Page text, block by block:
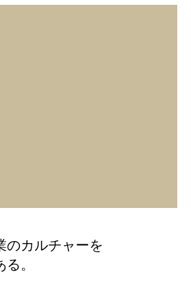
のカルチャーを
。